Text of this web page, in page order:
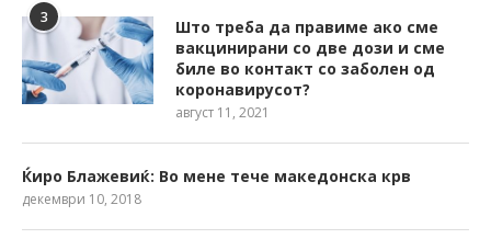
3
Што треба да правиме ако сме
вакцинирани со две дози и сме
биле во контакт со заболен од
коронавирусот?
август 11, 2021
Ќиро Блажевиќ: Во мене тече македонска крв
декември 10, 2018